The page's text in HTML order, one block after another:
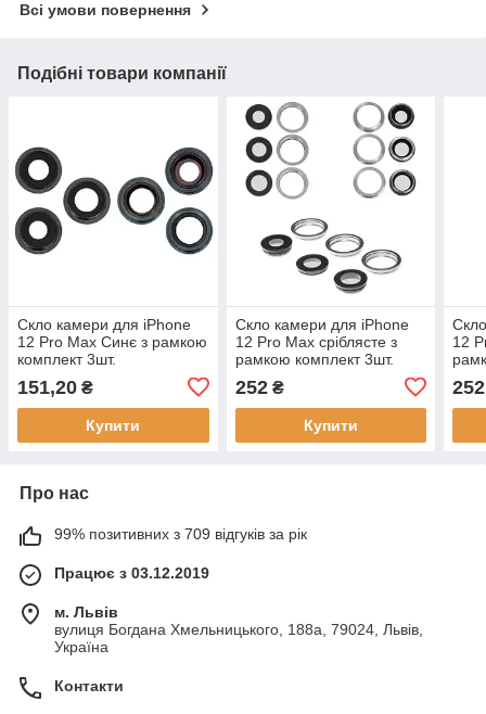
Всі умови повернення
Подібні товари компанії
Скло камери для iPhone
12 Pro Max Синє з рамкою
комплект 3шт.
151,20 ₴
Купити
Скло камери для iPhone
12 Pro Max сріблясте з
рамкою комплект 3шт.
252₴
Купити
12
252
Про нас
99% позитивних з 709 відгуків за рік
Працює з 03.12.2019
м. Львів
вулиця Богдана Хмельницького, 188а, 79024, Львів,
Україна
Контакти